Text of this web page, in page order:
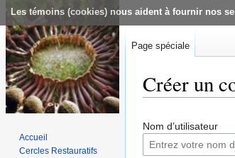
Les témoins (cookies) nous aident à fournir nos
Créer un
Nom d’utilisateur
Page spéciale
Accueil
Cercles Restauratifs